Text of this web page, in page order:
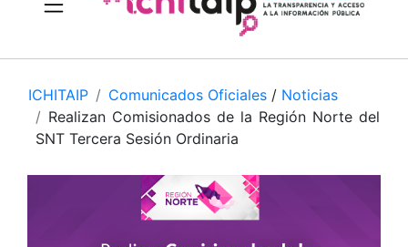
ICHITAIP Comunicados Oficiales / Noticias
Realizan Comisionados de la Región Norte del
SNT Tercera Sesión Ordinaria